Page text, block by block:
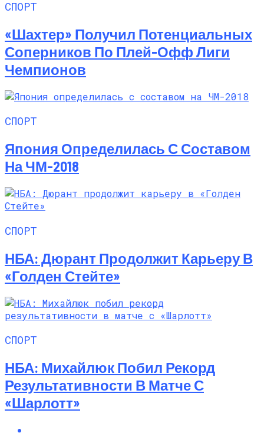
СПОРТ
«Шахтер» Получил Потенциальных
Соперников По Плей-Офф Лиги
Чемпионов
СПОРТ
Япония Определилась С Составом
На ЧМ-2018
СПОРТ
НБА: Дюрант Продолжит Карьеру В
«Голден Стейте»
СПОРТ
НБА: Михайлюк Побил Рекорд
Результативности В Матче С
«Шарлотт»